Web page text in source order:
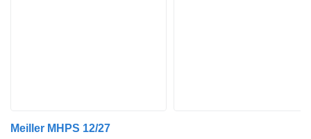
Meiller MHPS 12/27